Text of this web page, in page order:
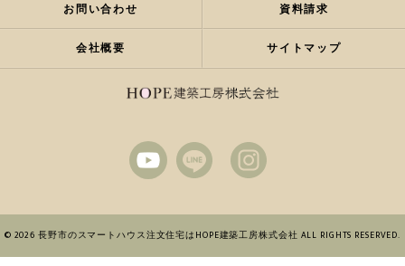
お問い合わせ 資料請求
会社概要 サイトマップ
© 2026 長野市のスマートハウス注文住宅はHOPE建築工房株式会社 ALL RIGHTS RESERVED.